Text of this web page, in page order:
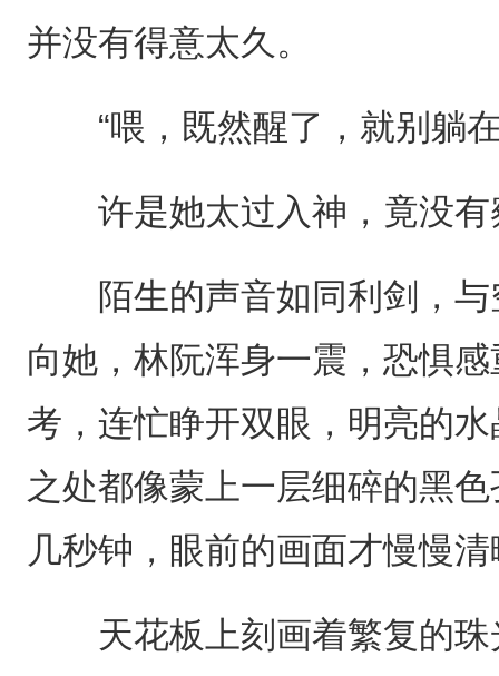
并没有得意太久。
“喂，既然醒了，就别躺在
许是她太过入神，竟没有
陌生的声音如同利剑，与
向她，林阮浑身一震，恐惧
考，连忙睁开双眼，明亮的
之处都像蒙上一层细碎的黑
几秒钟，眼前的画面才慢慢
天花板上刻画着繁复的珠